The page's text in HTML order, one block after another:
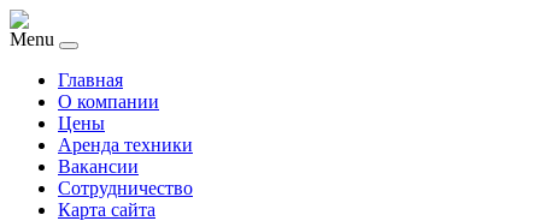
Menu
Главная
О компании
Цены
Аренда техники
Вакансии
Сотрудничество
Карта сайта